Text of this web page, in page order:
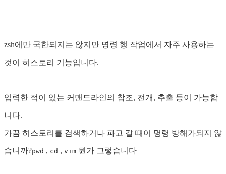
zsh에만 국한되지는 않지만 명령 행 작업에서 자주 사용하는
것이 히스토리 기능입니다.
입력한 적이 있는 커맨드라인의 참조, 전개, 추출 등이 가능합
니다.
가끔 히스토리를 검색하거나 파고 갈 때이 명령 방해가되지 않
습니까?pwd , cd , vim 뭔가 그렇습니다